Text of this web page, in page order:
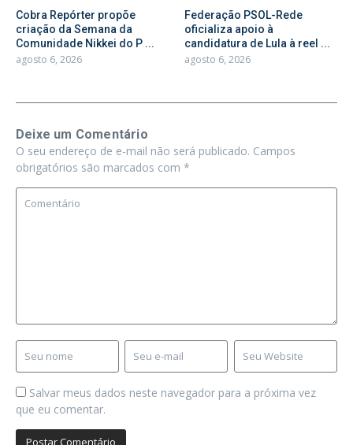
Cobra Repórter propõe
criação da Semana da
Comunidade Nikkei do P ...
agosto 6, 2026
Federação PSOL-Rede
oficializa apoio à
candidatura de Lula à reel ...
agosto 6, 2026
Deixe um Comentário
O seu endereço de e-mail não será publicado. Campos
obrigatórios são marcados com *
Salvar meus dados neste navegador para a próxima vez
que eu comentar.